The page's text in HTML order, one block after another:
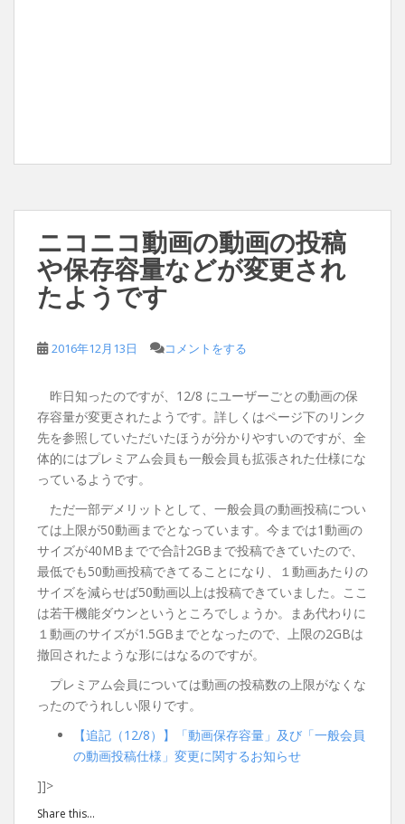
ニコニコ動画の動画の投稿
や保存容量などが変更され
たようです
2016年12月13日 コメントをする
昨日知ったのですが、12/8 にユーザーごとの動画の保
存容量が変更されたようです。詳しくはページ下のリンク
先を参照していただいたほうが分かりやすいのですが、全
体的にはプレミアム会員も一般会員も拡張された仕様にな
っているようです。
ただ一部デメリットとして、一般会員の動画投稿につい
ては上限が50動画までとなっています。今までは1動画の
サイズが40MBまでで合計2GBまで投稿できていたので、
最低でも50動画投稿できてることになり、１動画あたりの
サイズを減らせば50動画以上は投稿できていました。ここ
は若干機能ダウンというところでしょうか。まあ代わりに
１動画のサイズが1.5GBまでとなったので、上限の2GBは
撤回されたような形にはなるのですが。
プレミアム会員については動画の投稿数の上限がなくな
ったのでうれしい限りです。
【追記（12/8）】「動画保存容量」及び「一般会員
の動画投稿仕様」変更に関するお知らせ
]]>
Share this...